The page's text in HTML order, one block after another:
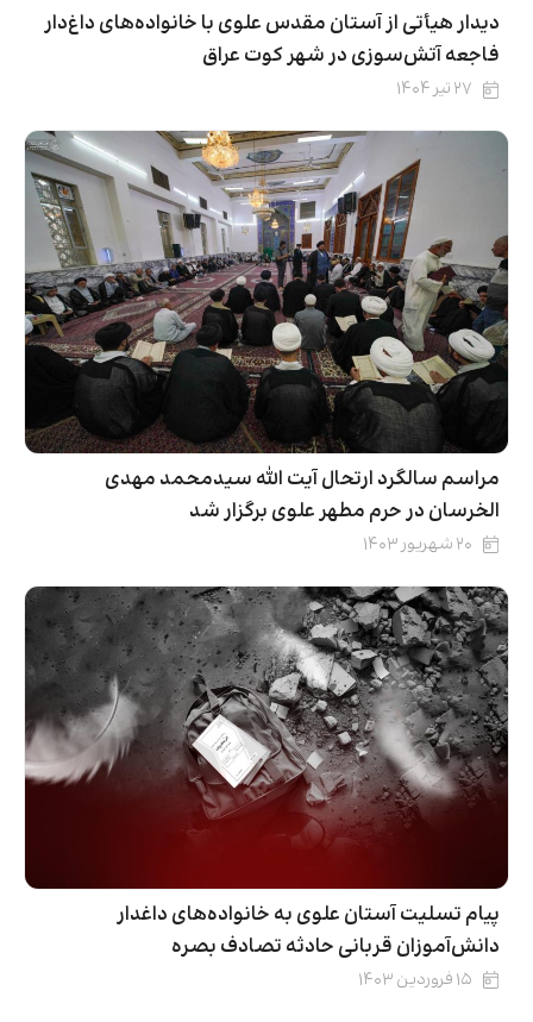
دیدار هیأتی از آستان مقدس علوی با خانواده‌های داغ‌دار
فاجعه آتش‌سوزی در شهر کوت عراق
۲۷ تیر ۱۴۰۴
مراسم سالگرد ارتحال آیت الله سیدمحمد مهدی
الخرسان در حرم مطهر علوی برگزار شد
۲۰ شهریور ۱۴۰۳
پیام تسلیت آستان علوی به خانواده‌های داغدار
دانش‌آموزان قربانی حادثه تصادف بصره
۱۵ فروردین ۱۴۰۳